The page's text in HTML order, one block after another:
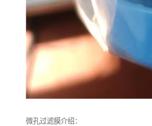
微孔过滤膜介绍：